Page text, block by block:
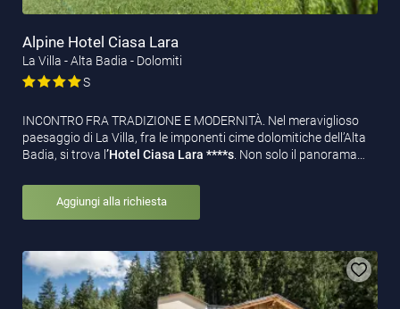
Alpine Hotel Ciasa Lara
La Villa - Alta Badia - Dolomiti
S
INCONTRO FRA TRADIZIONE E MODERNITÀ. Nel meraviglioso
paesaggio di La Villa, fra le imponenti cime dolomitiche dell’Alta
Badia, si trova l’Hotel Ciasa Lara ****s . Non solo il panorama…
Aggiungi alla richiesta